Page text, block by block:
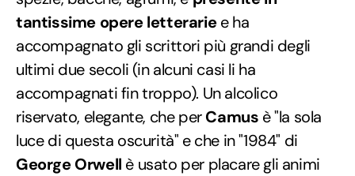
tantissime opere letterariee ha
accompagnato gli scrittori più grandi degli
ultimi due secoli (in alcuni casi li ha
accompagnati fin troppo). Un alcolico
riservato, elegante, che perCamus è "la sola
luce di questa oscurità" e che in "1984" di
George Orwell è usato per placare gli animi